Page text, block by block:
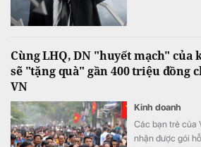
Cùng LHQ, DN "huyết mạch" của
sẽ "tặng quà" gần 400 triệu đồng
VN
Kinh doanh
Các bạn trẻ của
nhận được gói